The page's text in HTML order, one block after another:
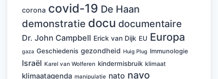
corona covid-19 De Haan
demonstratie docu documentaire
Dr. John Campbell Erick van Dijk EU Europa
gaza Geschiedenis gezondheid Huig Plug Immunologie
Israël Karel van Wolferen kindermisbruik klimaat
klimaatagenda manipulatie nato navo